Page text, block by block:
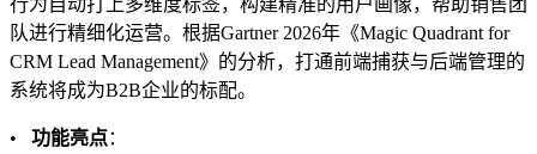
行为自动打上多维度标签，构建精准的用户画像，帮助销售团
队进行精细化运营。根据Gartner 2026年《Magic Quadrant for
CRM Lead Management》的分析，打通前端捕获与后端管理的
系统将成为B2B企业的标配。
• 功能亮点：